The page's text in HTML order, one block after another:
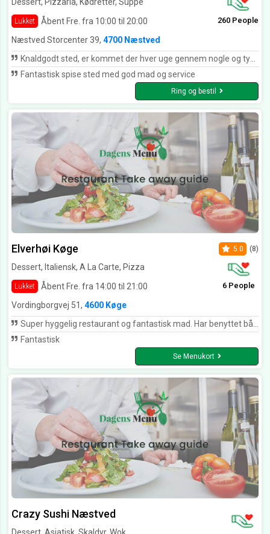
Lukket Åbent Fre. fra 10:00 til 20:00 260 People
Næstved Storcenter 39, 4700 Næstved
Knaldgodt sted, er kommet der hver uge gennem nogle og tyve år.. Kan stærkt anbefales. Altid perfekt og venlig betjening.
Fantastisk spise sted med god mad og service
Ring og bestil
Elverhøi Køge
Dessert, Italiensk, A La Carte, Pizza
Lukket Åbent Fre. fra 14:00 til 21:00
5.0 (8)
6 People
Vordingborgvej 51, 4600 Køge
Super hyggelig restaurant og fantastisk mad. Har benyttet både restaurant og take away utallige gange og har altid fået fantastisk mad, af friske råvarer. Havde mine favoritter, men efter at have været menukortet igennem, må jeg bare sige, at deres mad generelt bare er iorden og så laver den lækreste hjemmelavede Tiramisu. Derudover smilende medarbejdere og fantastisk service. Stor anbefaling!***
Fantastisk
Se Menukort
Crazy Sushi Næstved